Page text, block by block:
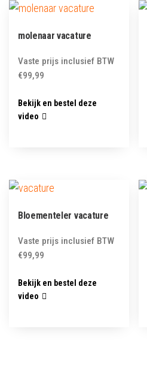
molenaar vacature
Vaste prijs inclusief BTW
€99,99
Bekijk en bestel deze
video
Bloementeler vacature
Vaste prijs inclusief BTW
€99,99
Bekijk en bestel deze
video